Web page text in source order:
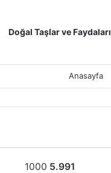
Doğal Taşlar ve Faydaları
Anasayfa
1000 5.991